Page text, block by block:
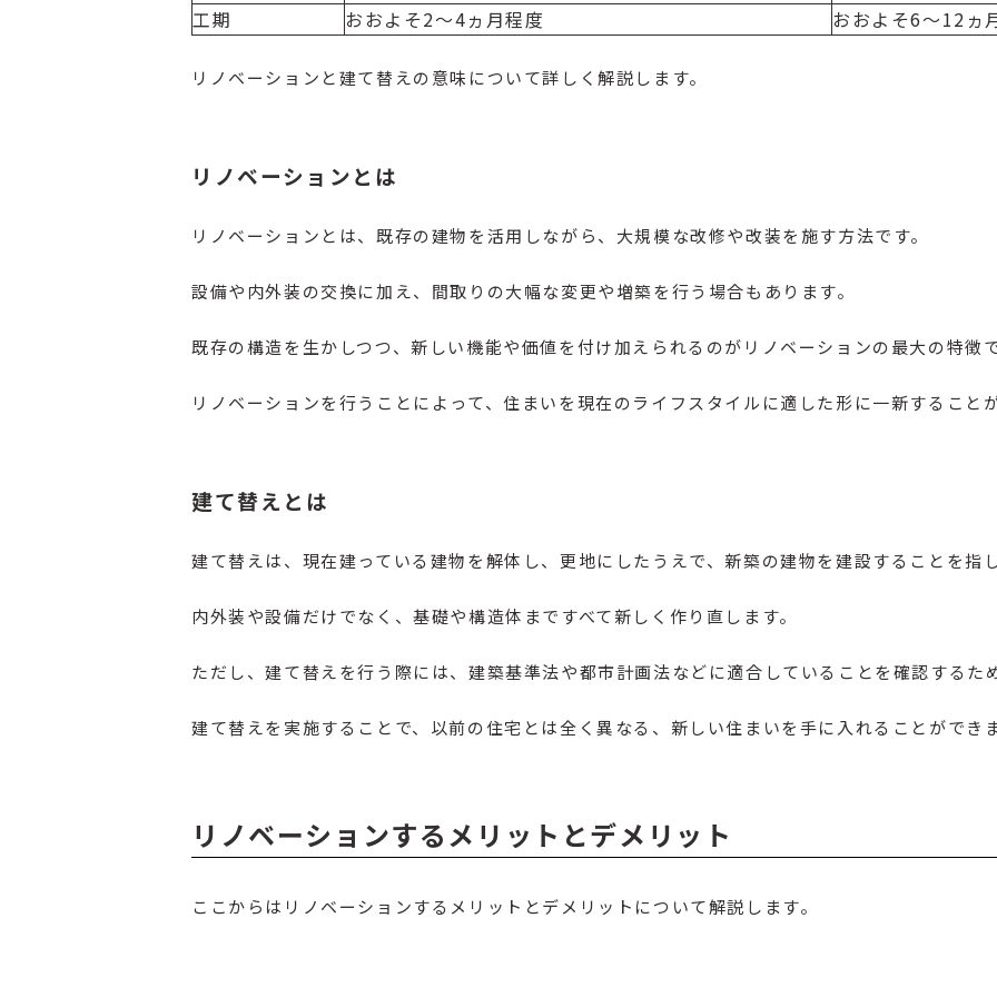
工期
おおよそ2～4ヵ月程度 おおよそ6～12ヵ
リノベーションと建て替えの意味について詳しく解説します。
リノベーションとは
リノベーションとは、既存の建物を活用しながら、大規模な改修や改装を施す方法です。
設備や内外装の交換に加え、間取りの大幅な変更や増築を行う場合もあります。
既存の構造を生かしつつ、新しい機能や価値を付け加えられるのがリノベーションの最大の特徴で
リノベーションを行うことによって、住まいを現在のライフスタイルに適した形に一新することが
建て替えとは
建て替えは、現在建っている建物を解体し、更地にしたうえで、新築の建物を建設することを指し
内外装や設備だけでなく、基礎や構造体まですべて新しく作り直します。
ただし、建て替えを行う際には、建築基準法や都市計画法などに適合していることを確認するた
建て替えを実施することで、以前の住宅とは全く異なる、新しい住まいを手に入れることができま
リノベーションするメリットとデメリット
ここからはリノベーションするメリットとデメリットについて解説します。